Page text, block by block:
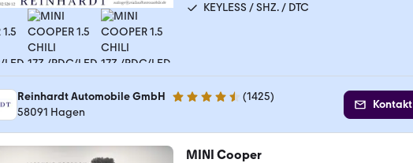
KEYLESS / SHZ. / DTC
Reinhardt Automobile GmbH 4.7 Sterne (1425)
58091 Hagen
Kontakt
MINI Cooper